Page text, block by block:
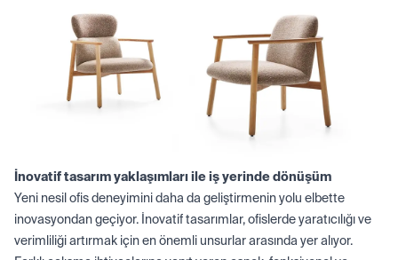
İnovatif tasarım yaklaşımları ile iş yerinde dönüşüm
Yeni nesil ofis deneyimini daha da geliştirmenin yolu elbette
inovasyondan geçiyor. İnovatif tasarımlar, ofislerde yaratıcılığı ve
verimliliği artırmak için en önemli unsurlar arasında yer alıyor.